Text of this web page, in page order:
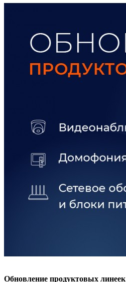
Обновление продуктовых линеек